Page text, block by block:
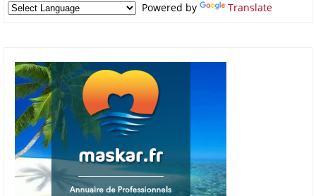
Powered by Translate